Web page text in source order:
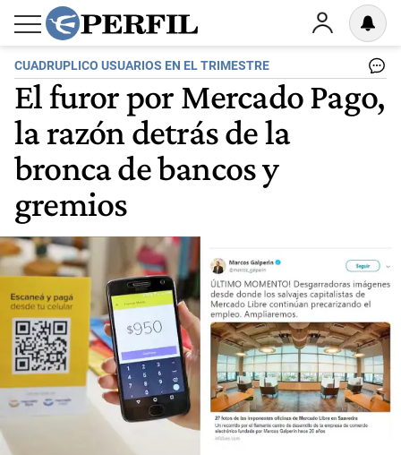
CUADRUPLICO USUARIOS EN EL TRIMESTRE
El furor por Mercado Pago,
la razón detrás de la
bronca de bancos y
gremios